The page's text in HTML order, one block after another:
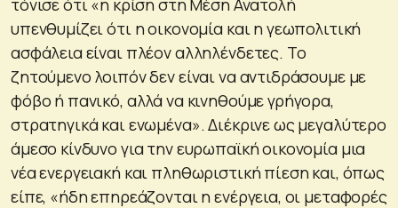
υπενθυμίζει ότι η οικονομία και η γεωπολιτική
ασφάλεια είναι πλέον αλληλένδετες. Το
ζητούμενο λοιπόν δεν είναι να αντιδράσουμε με
φόβο ή πανικό, αλλά να κινηθούμε γρήγορα,
στρατηγικά και ενωμένα». Διέκρινε ως μεγαλύτερο
άμεσο κίνδυνο για την ευρωπαϊκή οικονομία μια
νέα ενεργειακή και πληθωριστική πίεση και, όπως
είπε, «ήδη επηρεάζονται η ενέργεια, οι μεταφορές